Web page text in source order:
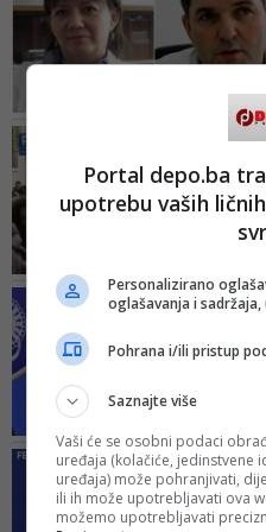
Portal depo.ba
upotrebu vaših
Personalizirano
oglašavanja i
Pohrana i/ili pristup
Saznajte više
Vaši će se osobni podaci
uređaja (kolačiće, jedinstvene
uređaja) može pohranjivati,
ili ih može upotrebljavati ova
možemo upotrebljavati